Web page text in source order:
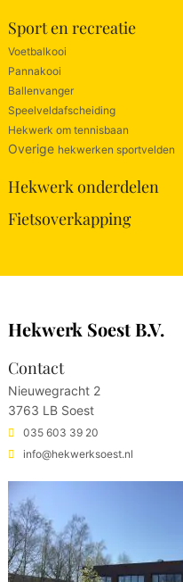
Sport en recreatie
Voetbalkooi
Pannakooi
Ballenvanger
Speelveldafscheiding
Hekwerk om tennisbaan
Overige hekwerken sportvelden
Hekwerk onderdelen
Fietsoverkapping
Hekwerk Soest B.V.
Contact
Nieuwegracht 2
3763 LB Soest
035 603 39 20
info@hekwerksoest.nl